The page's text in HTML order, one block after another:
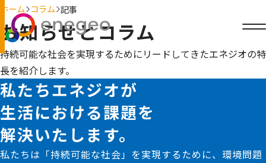
ホーム コラム 記事
お知らせとコラム
持続可能な社会を実現するためにリードしてきたエネジオの特
長を紹介します。
私たちエネジオが
生活における課題を
解決いたします。
私たちは「持続可能な社会」を実現するために、環境問題